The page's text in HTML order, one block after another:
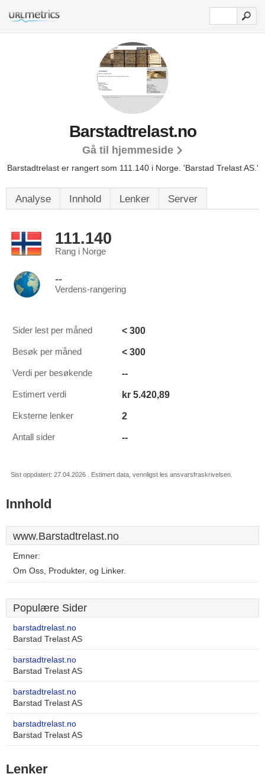
Barstadtrelast.no
Gå til hjemmeside
Barstadtrelast er rangert som 111.140 i Norge. 'Barstad Trelast AS.'
Analyse Innhold Lenker Server
111.140
Rang i Norge
--
Verdens-rangering
Sider lest per måned < 300
Besøk per måned < 300
Verdi per besøkende --
Estimert verdi kr 5.420,89
Eksterne lenker 2
Antall sider --
Sist oppdatert: 27.04.2026 . Estimert data, vennligst les ansvarsfraskrivelsen.
Innhold
www.Barstadtrelast.no
Emner:
Om Oss, Produkter, og Linker.
Populære Sider
barstadtrelast.no
Barstad Trelast AS
barstadtrelast.no
Barstad Trelast AS
barstadtrelast.no
Barstad Trelast AS
barstadtrelast.no
Barstad Trelast AS
Lenker